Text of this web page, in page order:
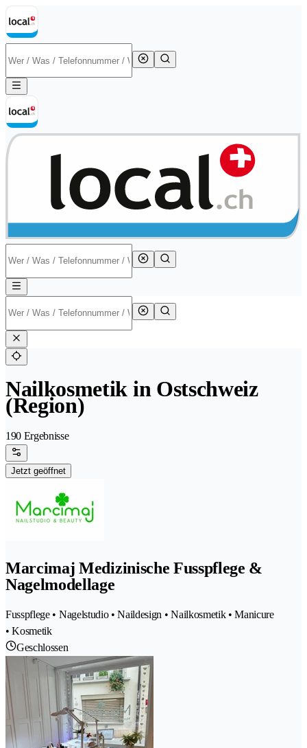
Nailkosmetik in Ostschweiz
(Region)
190 Ergebnisse
Jetzt geöffnet
Marcimaj Medizinische Fusspflege &
Nagelmodellage
Fusspflege • Nagelstudio • Naildesign • Nailkosmetik • Manicure
• Kosmetik
Geschlossen